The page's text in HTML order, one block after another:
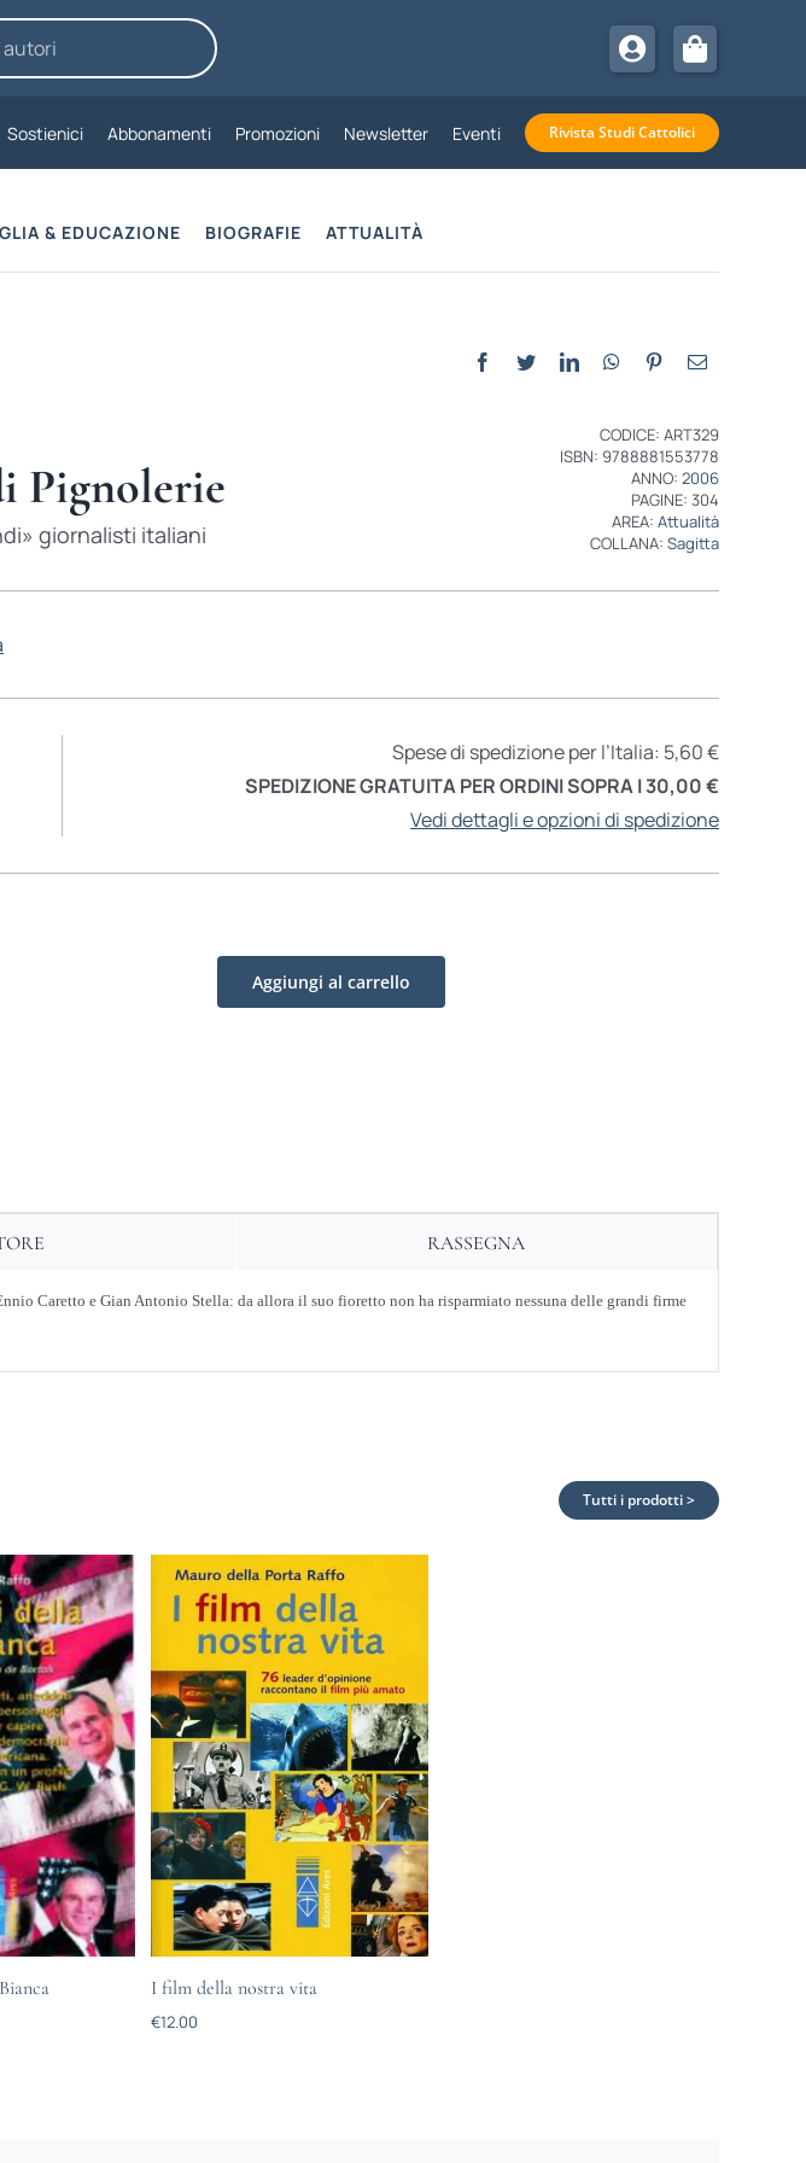
Sostienici Abbonamenti Promozioni Newsletter Eventi Rivista Studi Cattolici
& EDUCAZIONE BIOGRAFIE ATTUALITÀ
Pignolerie
giornalisti italiani
CODICE: ART329
ISBN: 9788881553778
ANNO:2006
PAGINE: 304
AREA:Attualità
COLLANA:Sagitta
Spese di spedizione per l’Italia: 5,60 €
SPEDIZIONE GRATUITA PER ORDINI SOPRA I 30,00 €
Vedi dettagli e opzioni di spedizione
Aggiungi al carrello
RASSEGNA
Caretto e Gian Antonio Stella: da allora il suo fioretto non ha risparmiato nessuna delle grandi firme
Tutti i prodotti >
I film della nostra vita
€12.00